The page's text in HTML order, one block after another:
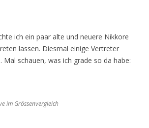
ich ein paar alte und neuere Nikkore
lassen. Diesmal einige Vertreter
Mal schauen, was ich grade so da habe:
im Grössenvergleich